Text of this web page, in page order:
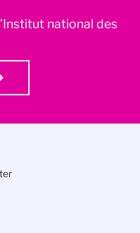
national des